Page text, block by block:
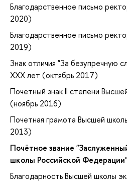
Благодарственное письмо
2020)
Благодарственное письмо
2019)
Знак отличия "За безупречную
XXX лет (октябрь 2017)
Почетный знак II степени
(ноябрь 2016)
Почетная грамота Высшей
2013)
Почётное звание
школы Российской
Благодарность Высшей школы